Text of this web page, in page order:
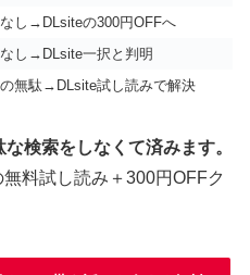
し→DLsiteの300円OFFへ
し→DLsite一択と判明
無駄→DLsite試し読みで解決
な検索をしなくて済みます。
料試し読み＋300円OFFク